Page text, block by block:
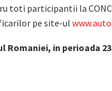
participantii la
pe site-ul
in perioada